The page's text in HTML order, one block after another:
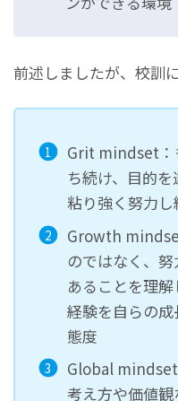
前述しましたが、校訓
Grit mindset：
ち続け、目的を
粘り強く努力
Growth
のではなく、
あることを理
経験を自らの
態度
Global mindset
考え方や価値